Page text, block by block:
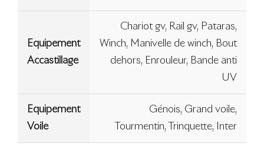
Equipement
Accastillage
Chariot gv, Rail gv, Pataras,
Winch, Manivelle de winch, Bout
dehors, Enrouleur, Bande anti
UV
Equipement
Voile
Génois, Grand voile,
Tourmentin, Trinquette, Inter